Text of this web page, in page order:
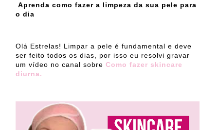
Aprenda como fazer a limpeza da sua pele para
o dia
Olá Estrelas! Limpar a pele é fundamental e deve
ser feito todos os dias, por isso eu resolvi gravar
um vídeo no canal sobre Como fazer skincare
diurna.